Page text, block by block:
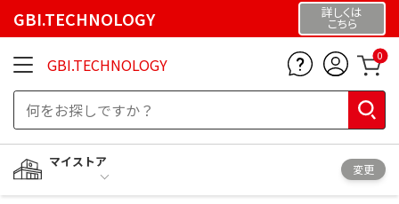
GBI.TECHNOLOGY 詳しくは
こちら
GBI.TECHNOLOGY 0
マイストア
変更